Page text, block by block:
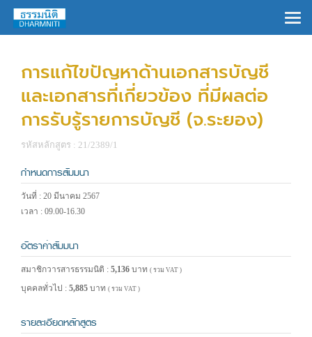
การแก้ไขปัญหาด้านเอกสารบัญชี
และเอกสารที่เกี่ยวข้อง ที่มีผลต่อ
การรับรู้รายการบัญชี (จ.ระยอง)
รหัสหลักสูตร : 21/2389/1
กำหนดการสัมมนา
วันที่ : 20 มีนาคม 2567
เวลา : 09.00-16.30
อัตราค่าสัมมนา
สมาชิกวารสารธรรมนิติ : 5,136 บาท ( รวม VAT )
บุคคลทั่วไป : 5,885 บาท ( รวม VAT )
รายละเอียดหลักสูตร
×